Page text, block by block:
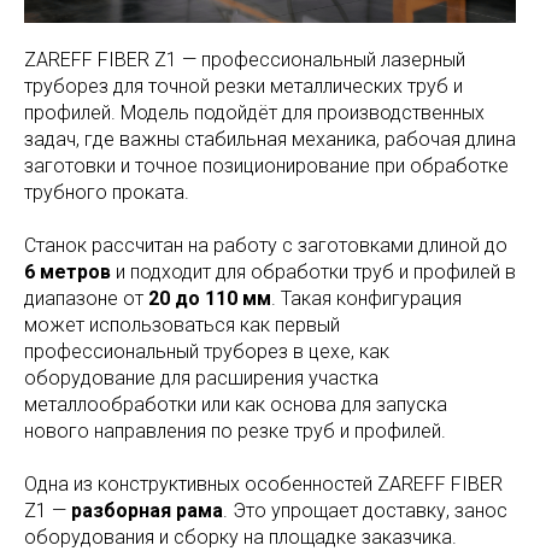
ZAREFF FIBER Z1 — профессиональный лазерный
труборез для точной резки металлических труб и
профилей. Модель подойдёт для производственных
задач, где важны стабильная механика, рабочая длина
заготовки и точное позиционирование при обработке
трубного проката.
Станок рассчитан на работу с заготовками длиной до
6 метров и подходит для обработки труб и профилей в
диапазоне от 20 до 110 мм. Такая конфигурация
может использоваться как первый
профессиональный труборез в цехе, как
оборудование для расширения участка
металлообработки или как основа для запуска
нового направления по резке труб и профилей.
Одна из конструктивных особенностей ZAREFF FIBER
Z1 — разборная рама. Это упрощает доставку, занос
оборудования и сборку на площадке заказчика.